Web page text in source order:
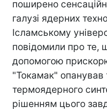
поширено
галузі ядерних
Ісламському
повідомили про те,
допомогою
"Токамак" опанував
термоядерного
рішенням цього